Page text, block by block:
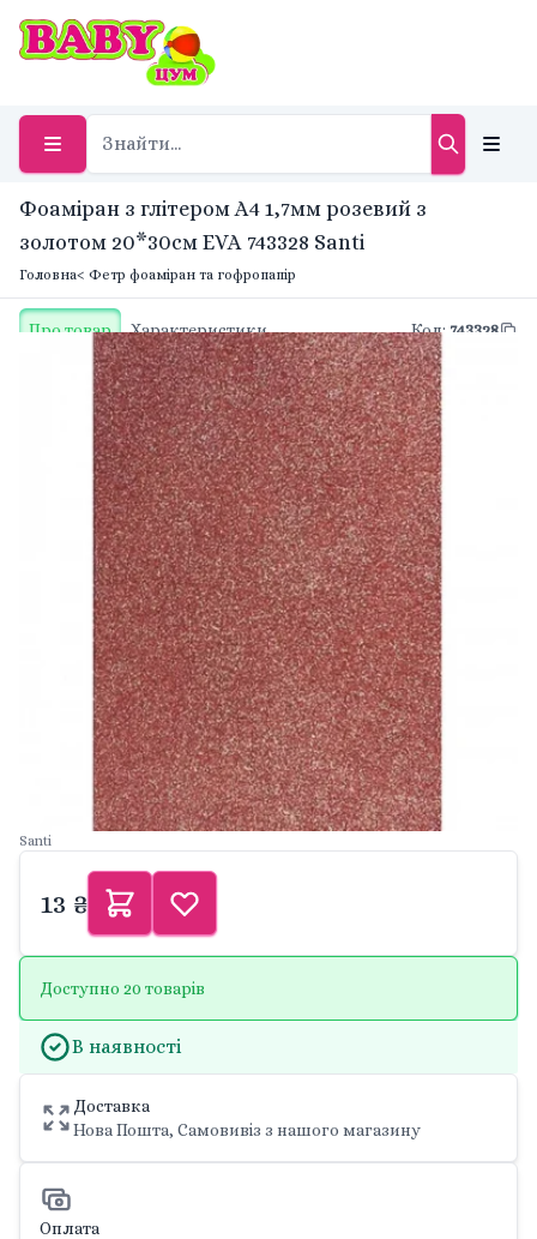
Фоаміран з глітером А4 1,7мм розевий з
золотом 20*30см EVA 743328 Santi
Головна< Фетр фоаміран та гофропапір
Про товар Характеристики Код: 743328
Santi
13 ₴
Доступно 20 товарів
В наявності
Доставка
Нова Пошта, Самовивіз з нашого магазину
Оплата